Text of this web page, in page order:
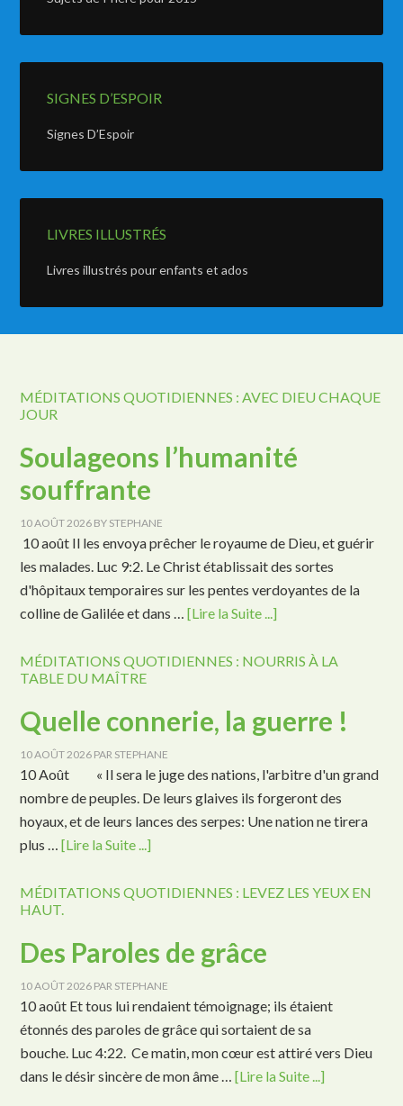
SIGNES D’ESPOIR
Signes D’Espoir
LIVRES ILLUSTRÉS
Livres illustrés pour enfants et ados
MÉDITATIONS QUOTIDIENNES : AVEC DIEU CHAQUE
JOUR
Soulageons l’humanité
souffrante
10 AOÛT 2026 BY STEPHANE
10 août Il les envoya prêcher le royaume de Dieu, et guérir
les malades. Luc 9:2. Le Christ établissait des sortes
d'hôpitaux temporaires sur les pentes verdoyantes de la
colline de Galilée et dans …[Lire la Suite ...]
MÉDITATIONS QUOTIDIENNES : NOURRIS À LA
TABLE DU MAÎTRE
Quelle connerie, la guerre !
10 AOÛT 2026 PAR STEPHANE
10 Août « Il sera le juge des nations, l'arbitre d'un grand
nombre de peuples. De leurs glaives ils forgeront des
hoyaux, et de leurs lances des serpes: Une nation ne tirera
plus …[Lire la Suite ...]
MÉDITATIONS QUOTIDIENNES : LEVEZ LES YEUX EN
HAUT.
Des Paroles de grâce
10 AOÛT 2026 PAR STEPHANE
10 août Et tous lui rendaient témoignage; ils étaient
étonnés des paroles de grâce qui sortaient de sa
bouche. Luc 4:22. Ce matin, mon cœur est attiré vers Dieu
dans le désir sincère de mon âme …[Lire la Suite ...]